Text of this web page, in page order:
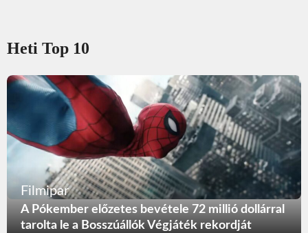
Heti Top 10
Filmipar
A Pókember előzetes bevétele 72 millió dollárral
tarolta le a Bosszúállók Végjáték rekordját